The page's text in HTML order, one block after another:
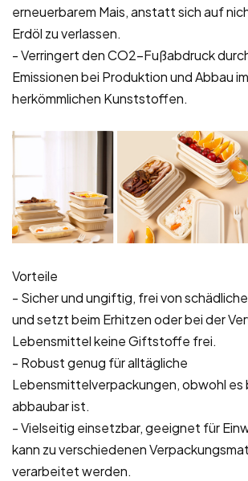
erneuerbarem Mais, anstatt sich auf
Erdöl zu verlassen.
- Verringert den CO2-Fußabdruck
Emissionen bei Produktion und Abbau
herkömmlichen Kunststoffen.
Vorteile
- Sicher und ungiftig, frei von
und setzt beim Erhitzen oder bei der
Lebensmittel keine Giftstoffe frei.
- Robust genug für alltägliche
Lebensmittelverpackungen, obwohl es
abbaubar ist.
- Vielseitig einsetzbar, geeignet für
kann zu verschiedenen
verarbeitet werden.